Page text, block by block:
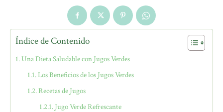
Índice de Contenido
Una Dieta Saludable con Jugos Verdes
Los Beneficios de los Jugos Verdes
Recetas de Jugos
Jugo Verde Refrescante